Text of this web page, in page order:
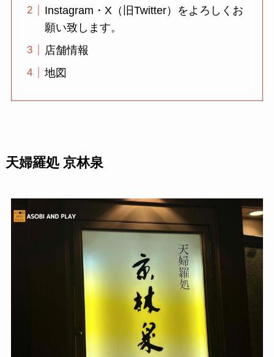
Instagram・X（旧Twitter）をよろしくお
願い致します。
店舗情報
地図
天婦羅処 京林泉